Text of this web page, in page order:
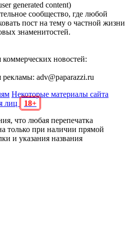
generated content)
сообщество, где любой
пост на тему о частной жизни
знаменитостей.
новостей:
adv@paparazzi.ru
Некоторые материалы сайта
лиц
18+
что любая перепечатка
только при наличии прямой
и указания названия